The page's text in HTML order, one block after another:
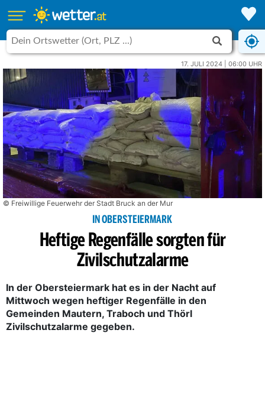
17. JULI 2024 | 06:00 UHR
© Freiwillige Feuerwehr der Stadt Bruck an der Mur
IN OBERSTEIERMARK
Heftige Regenfälle sorgten für
Zivilschutzalarme
In der Obersteiermark hat es in der Nacht auf
Mittwoch wegen heftiger Regenfälle in den
Gemeinden Mautern, Traboch und Thörl
Zivilschutzalarme gegeben.